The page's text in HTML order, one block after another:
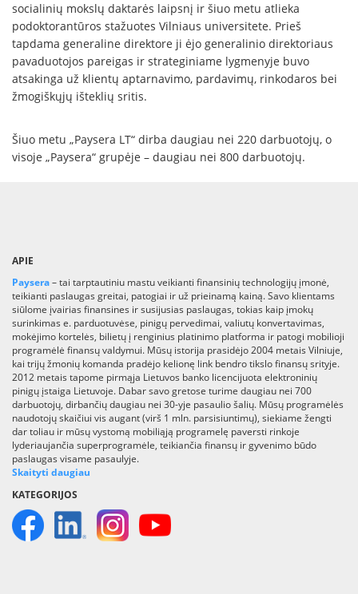
socialinių mokslų daktarės laipsnį ir šiuo metu atlieka
podoktorantūros stažuotes Vilniaus universitete. Prieš
tapdama generaline direktore ji ėjo generalinio direktoriaus
pavaduotojos pareigas ir strateginiame lygmenyje buvo
atsakinga už klientų aptarnavimo, pardavimų, rinkodaros bei
žmogiškųjų išteklių sritis.
Šiuo metu „Paysera LT“ dirba daugiau nei 220 darbuotojų, o
visoje „Paysera“ grupėje – daugiau nei 800 darbuotojų.
APIE
Paysera– tai tarptautiniu mastu veikianti finansinių technologijų įmonė,
teikianti paslaugas greitai, patogiai ir už prieinamą kainą. Savo klientams
siūlome įvairias finansines ir susijusias paslaugas, tokias kaip įmokų
surinkimas e. parduotuvėse, pinigų pervedimai, valiutų konvertavimas,
mokėjimo kortelės, bilietų į renginius platinimo platforma ir patogi mobilioji
programėlė finansų valdymui. Mūsų istorija prasidėjo 2004 metais Vilniuje,
kai trijų žmonių komanda pradėjo kelionę link bendro tikslo finansų srityje.
2012 metais tapome pirmąja Lietuvos banko licencijuota elektroninių
pinigų įstaiga Lietuvoje. Dabar savo gretose turime daugiau nei 700
darbuotojų, dirbančių daugiau nei 30-yje pasaulio šalių. Mūsų programėlės
naudotojų skaičiui vis augant (virš 1 mln. parsisiuntimų), siekiame žengti
dar toliau ir mūsų vystomą mobiliąją programelę paversti rinkoje
lyderiaujančia superprogramėle, teikiančia finansų ir gyvenimo būdo
paslaugas visame pasaulyje.
Skaityti daugiau
KATEGORIJOS